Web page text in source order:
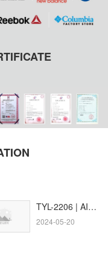
TYL-2206 | AI+3D视觉大底喷胶机器人
2024-05-20